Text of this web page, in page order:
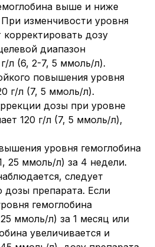
выше и ниже
изменчивости уровня
корректировать дозу
диапазон
л (6, 2-7, 5 ммоль/л).
повышения уровня
г/л (7, 5 ммоль/л).
дозы при уровне
120 г/л (7, 5 ммоль/л),
уровня гемоглобина
25 ммоль/л) за 4 недели.
следует
препарата. Если
гемоглобина
ммоль/л) за 1 месяц или
увеличивается и